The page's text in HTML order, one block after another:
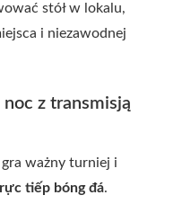
stół w lokalu,
i niezawodnej
z transmisją
ważny turniej i
tiếp bóng đá.